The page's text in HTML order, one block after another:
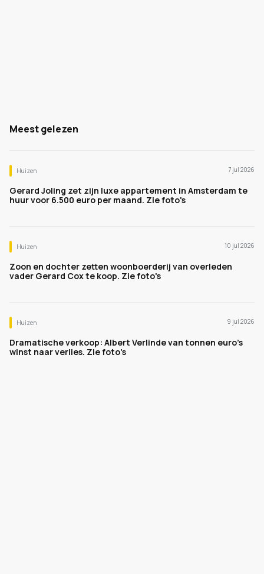
Meest gelezen
Huizen 7 jul 2026
Gerard Joling zet zijn luxe appartement in Amsterdam te
huur voor 6.500 euro per maand. Zie foto's
Huizen 10 jul 2026
Zoon en dochter zetten woonboerderij van overleden
vader Gerard Cox te koop. Zie foto's
Huizen 9 jul 2026
Dramatische verkoop: Albert Verlinde van tonnen euro's
winst naar verlies. Zie foto's